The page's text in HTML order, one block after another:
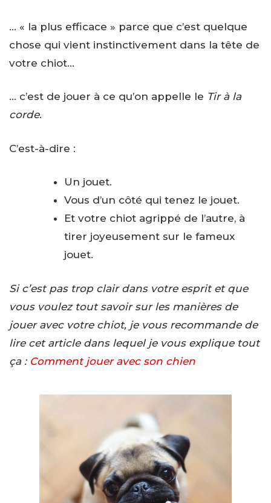
… « la plus efficace » parce que c’est quelque
chose qui vient instinctivement dans la tête de
votre chiot…
… c’est de jouer à ce qu’on appelle le Tir à la
corde.
C’est-à-dire :
Un jouet.
Vous d’un côté qui tenez le jouet.
Et votre chiot agrippé de l’autre, à
tirer joyeusement sur le fameux
jouet.
Si c’est pas trop clair dans votre esprit et que
vous voulez tout savoir sur les manières de
jouer avec votre chiot, je vous recommande de
lire cet article dans lequel je vous explique tout
ça : Comment jouer avec son chien